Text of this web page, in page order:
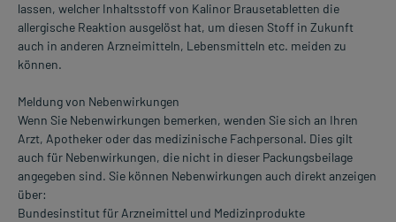
lassen, welcher Inhaltsstoff von Kalinor Brausetabletten die
allergische Reaktion ausgelöst hat, um diesen Stoff in Zukunft
auch in anderen Arzneimitteln, Lebensmitteln etc. meiden zu
können.
Meldung von Nebenwirkungen
Wenn Sie Nebenwirkungen bemerken, wenden Sie sich an Ihren
Arzt, Apotheker oder das medizinische Fachpersonal. Dies gilt
auch für Nebenwirkungen, die nicht in dieser Packungsbeilage
angegeben sind. Sie können Nebenwirkungen auch direkt anzeigen
über:
Bundesinstitut für Arzneimittel und Medizinprodukte